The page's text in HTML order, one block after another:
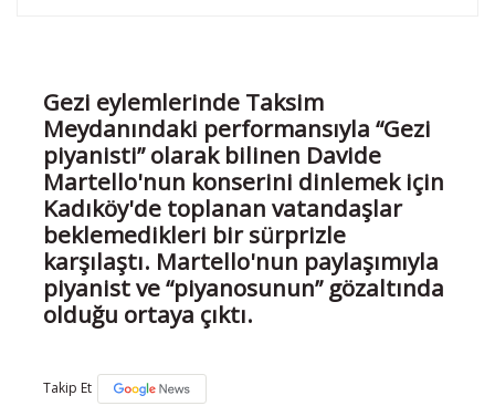
Gezi eylemlerinde Taksim
Meydanındaki performansıyla “Gezi
piyanisti” olarak bilinen Davide
Martello'nun konserini dinlemek için
Kadıköy'de toplanan vatandaşlar
beklemedikleri bir sürprizle
karşılaştı. Martello'nun paylaşımıyla
piyanist ve “piyanosunun” gözaltında
olduğu ortaya çıktı.
Takip Et